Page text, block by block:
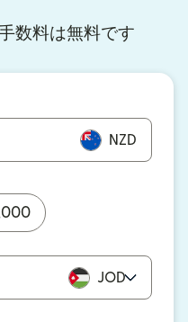
数料は無料です
NZD
JOD